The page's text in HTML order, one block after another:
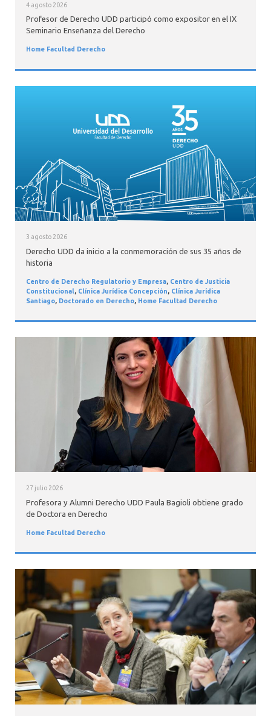
4 agosto 2026
Profesor de Derecho UDD participó como expositor en el IX
Seminario Enseñanza del Derecho
Home Facultad Derecho
3 agosto 2026
Derecho UDD da inicio a la conmemoración de sus 35 años de
historia
Centro de Derecho Regulatorio y Empresa, Centro de Justicia
Constitucional, Clínica Jurídica Concepción, Clínica Jurídica
Santiago, Doctorado en Derecho, Home Facultad Derecho
27 julio 2026
Profesora y Alumni Derecho UDD Paula Bagioli obtiene grado
de Doctora en Derecho
Home Facultad Derecho